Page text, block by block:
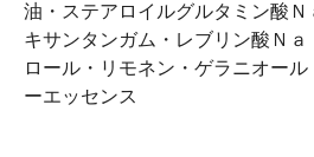
油・ステアロイルグルタミン酸Ｎ
キサンタンガム・レブリン酸Ｎ
ロール・リモネン・ゲラニオー
ーエッセンス